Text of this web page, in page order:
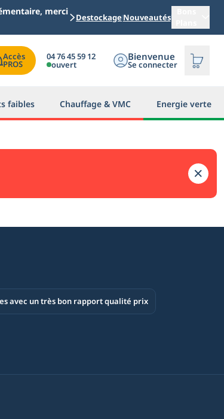
merci
DestockageNouveautés
Accès
PROS
04 76 45 59 12
ouvert
Bienvenue
Se connecter
faibles Chauffage & VMC Energie verte
avec un très bon rapport qualité prix